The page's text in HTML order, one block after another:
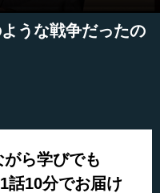
うな戦争だったの
ら学びでも
話10分でお届け